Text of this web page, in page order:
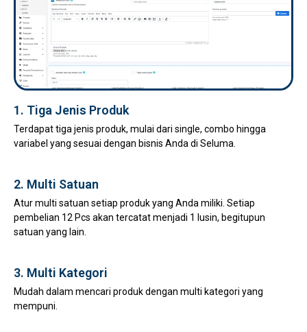
1. Tiga Jenis Produk
Terdapat tiga jenis produk, mulai dari single, combo hingga
variabel yang sesuai dengan bisnis Anda di Seluma.
2. Multi Satuan
Atur multi satuan setiap produk yang Anda miliki. Setiap
pembelian 12 Pcs akan tercatat menjadi 1 lusin, begitupun
satuan yang lain.
3. Multi Kategori
Mudah dalam mencari produk dengan multi kategori yang
mempuni.